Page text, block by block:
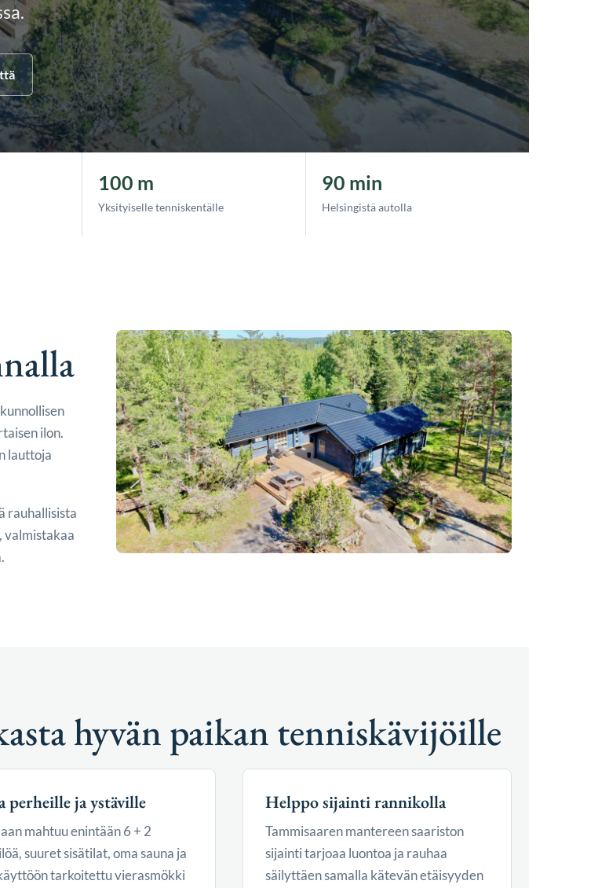
100 m
Yksityiselle tenniskentälle
90 min
Helsingistä autolla
ilon.
lauttoja
rauhallisista
valmistakaa
hyvän paikan tenniskävijöille
perheille ja ystäville
mahtuu enintään 6 + 2
suuret sisätilat, oma sauna ja
tarkoitettu vierasmökki
Helppo sijainti rannikolla
Tammisaaren mantereen saariston
sijainti tarjoaa luontoa ja rauhaa
säilyttäen samalla kätevän etäisyyden